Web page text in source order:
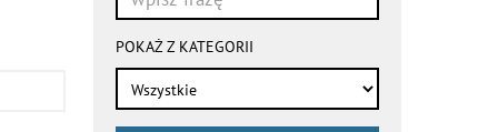
POKAŻ Z KATEGORII